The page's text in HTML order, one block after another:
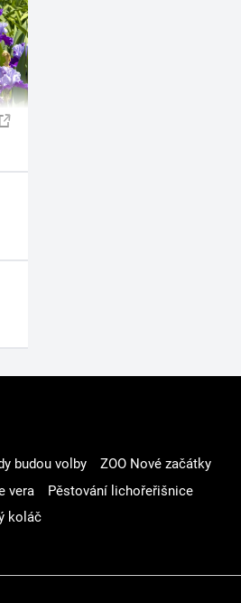
budou volby
ZOO Nové začátky
vera
Pěstování lichořeřišnice
koláč